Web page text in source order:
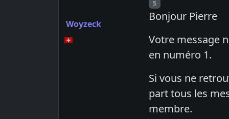
Woyzeck
Post number
5
Bonjour Pierre
Votre message
en numéro 1.
Si vous ne
part tous les
membre.